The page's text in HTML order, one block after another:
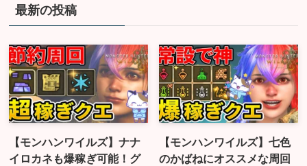
最新の投稿
【モンハンワイルズ】ナナ
イロカネも爆稼ぎ可能！グ
【モンハンワイルズ】七色
のかばねにオススメな周回